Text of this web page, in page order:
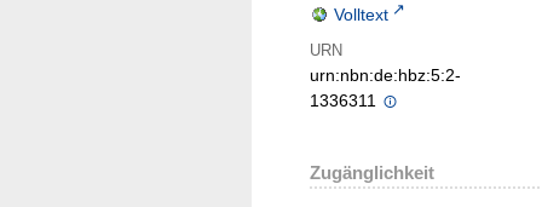
Volltext
URN
urn:nbn:de:hbz:5:2-
1336311
Zugänglichkeit